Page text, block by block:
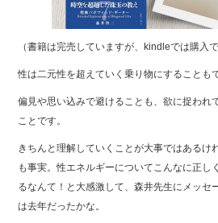
（書籍は完売していますが、kindleでは購入
性は二元性を超えていく乗り物にすることも
偏見や思い込みで避けることも、欲に捉われ
ことです。
きちんと理解していくことが大事ではあるけ
も事実。性エネルギーについてこんなに正しく
るなんて！と大感激して、森井先生にメッセ
は去年だったかな。